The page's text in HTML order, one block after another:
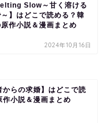
Slow～甘く溶ける
～】はどこで読める？韓
原作小説＆漫画まとめ
2024年10月16日
からの求婚】はどこで読
作小説＆漫画まとめ